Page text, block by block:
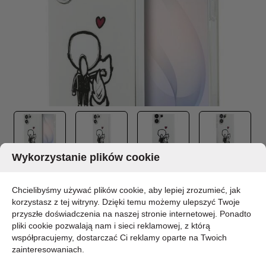
MAGSAFE - ETUI SAMSUNG GALAXY S26
ULTRA (PRZEZROCZYSTY)
MARKA:
KARL LAGERFELD
DOSTĘPNOŚĆ:
Wykorzystanie plików cookie
Chcielibyśmy używać plików cookie, aby lepiej zrozumieć, jak
korzystasz z tej witryny. Dzięki temu możemy ulepszyć Twoje
przyszłe doświadczenia na naszej stronie internetowej. Ponadto
pliki cookie pozwalają nam i sieci reklamowej, z którą
współpracujemy, dostarczać Ci reklamy oparte na Twoich
zainteresowaniach.